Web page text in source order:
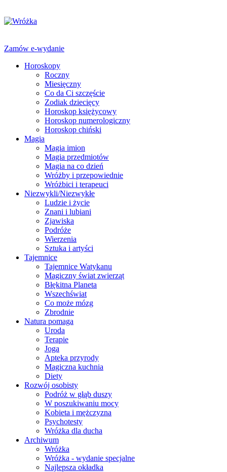
Zamów e-wydanie
Horoskopy
Roczny
Miesięczny
Co da Ci szczęście
Zodiak dziecięcy
Horoskop księżycowy
Horoskop numerologiczny
Horoskop chiński
Magia
Magia imion
Magia przedmiotów
Magia na co dzień
Wróżby i przepowiednie
Wróżbici i terapeuci
Niezwykli/Niezwykłe
Ludzie i życie
Znani i lubiani
Zjawiska
Podróże
Wierzenia
Sztuka i artyści
Tajemnice
Tajemnice Watykanu
Magiczny świat zwierząt
Błękitna Planeta
Wszechświat
Co może mózg
Zbrodnie
Natura pomaga
Uroda
Terapie
Joga
Apteka przyrody
Magiczna kuchnia
Diety
Rozwój osobisty
Podróż w głąb duszy
W poszukiwaniu mocy
Kobieta i mężczyzna
Psychotesty
Wróżka dla ducha
Archiwum
Wróżka
Wróżka - wydanie specjalne
Najlepsza okładka